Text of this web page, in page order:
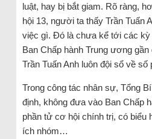
luật, hay bị bắt giam. Rõ ràng,
hội 13, người ta thấy Trần Tuấn
việc gì. Đó là chưa kể tới các kỳ
Ban Chấp hành Trung ương gần
Trần Tuấn Anh luôn đội sổ về số
Trong công tác nhân sự, Tổng
định, không đưa vào Ban Chấp
phần tử cơ hội chính trị, có biểu
ích nhóm…